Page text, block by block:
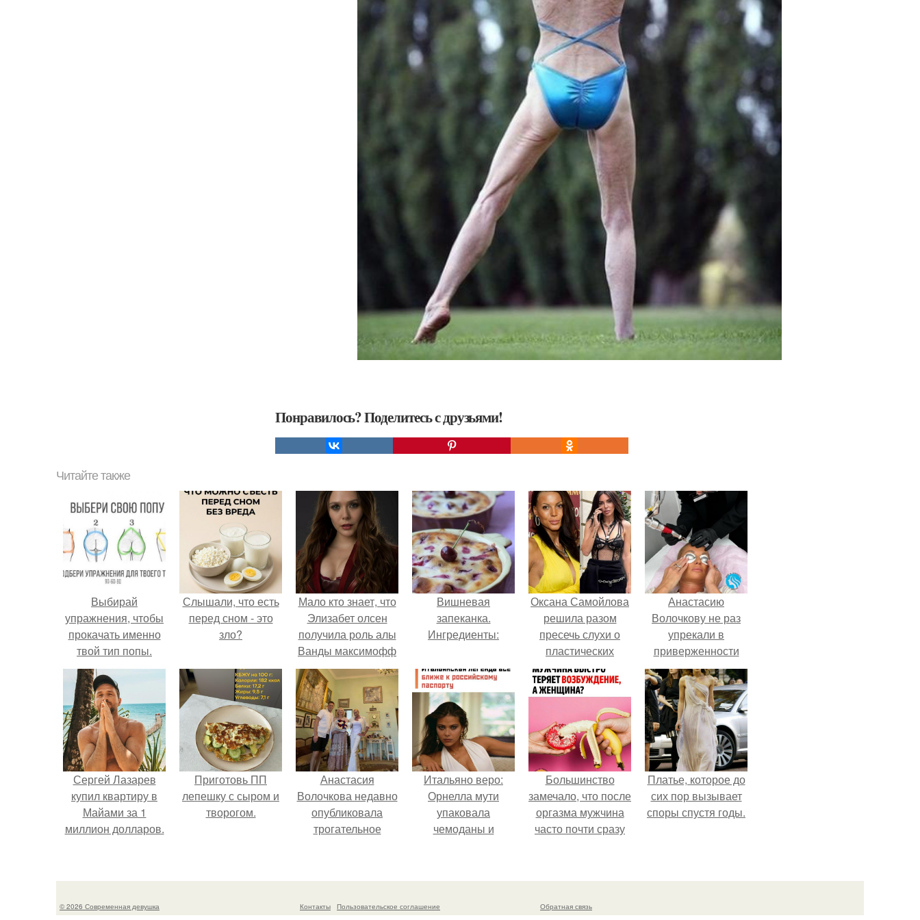
Понравилось? Поделитесь с друзьями!
Читайте также
Выбирай
упражнения, чтобы
прокачать именно
твой тип попы.
Слышали, что есть
перед сном - это
зло?
Мало кто знает, что
Элизабет олсен
получила роль алы
Ванды максимофф
не сразу.
Вишневая
запеканка.
Ингредиенты:
Оксана Самойлова
решила разом
пресечь слухи о
пластических
операциях и
публично
прояснила
ситуацию.
Анастасию
Волочкову не раз
упрекали в
приверженности
устаревшим бьюти -
процедурам.
Сергей Лазарев
купил квартиру в
Майами за 1
миллион долларов.
Приготовь ПП
лепешку с сыром и
творогом.
Анастасия
Волочкова недавно
опубликовала
трогательное
которой она
Итальяно веро:
Орнелла мути
упаковала
чемоданы и
красным
Большинство
замечало, что после
оргазма мужчина
часто почти сразу
как женщина может
возбуждение.
Платье, которое до
сих пор вызывает
споры спустя годы.
© 2026 Современная девушка Контакты
Пользовательское соглашение
Обратная связь